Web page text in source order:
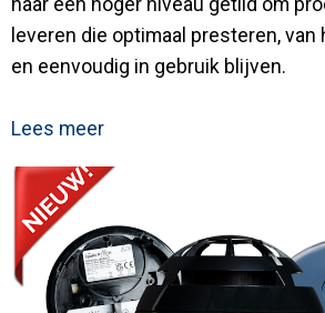
leveren die optimaal presteren,
en eenvoudig in gebruik blijven.
Lees meer